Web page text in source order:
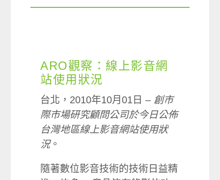
ARO觀察：線上影音網
站使用狀況
台北，2010年10月01日 – 創市
際市場研究顧問公司於今日公佈
台灣地區線上影音網站使用狀
況。
隨著數位影音技術的技術日益精